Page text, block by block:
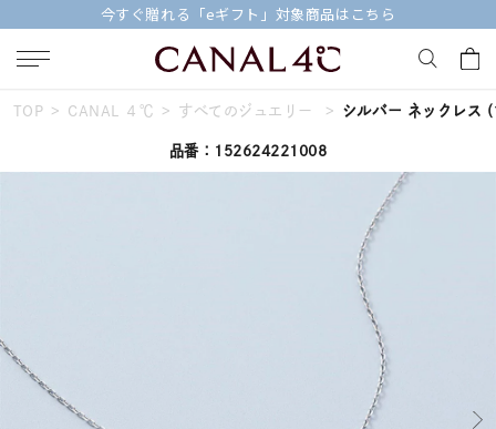
今すぐ贈れる「eギフト」対象商品はこちら
キーワードで検索する
#エタニティ
ブランド Canal４℃
TOP CANAL ４℃ すべてのジュエリー シルバー ネックレス
品番：152624221008